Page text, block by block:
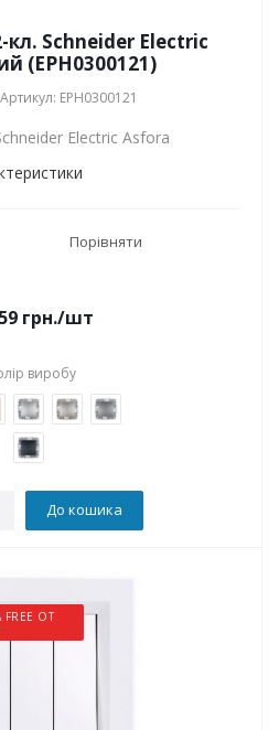
Schneider Electric
(EPH0300121)
Артикул: EPH0300121
Electric Asfora
Порівняти
грн./шт
виробу
До кошика
ОТ